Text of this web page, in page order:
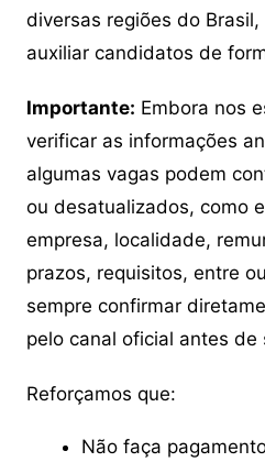
diversas regiões do
auxiliar candidatos de
Importante: Embora nos
verificar as informações
algumas vagas podem
ou desatualizados, como
empresa, localidade,
prazos, requisitos, entre
sempre confirmar
pelo canal oficial antes de
Reforçamos que:
Não faça